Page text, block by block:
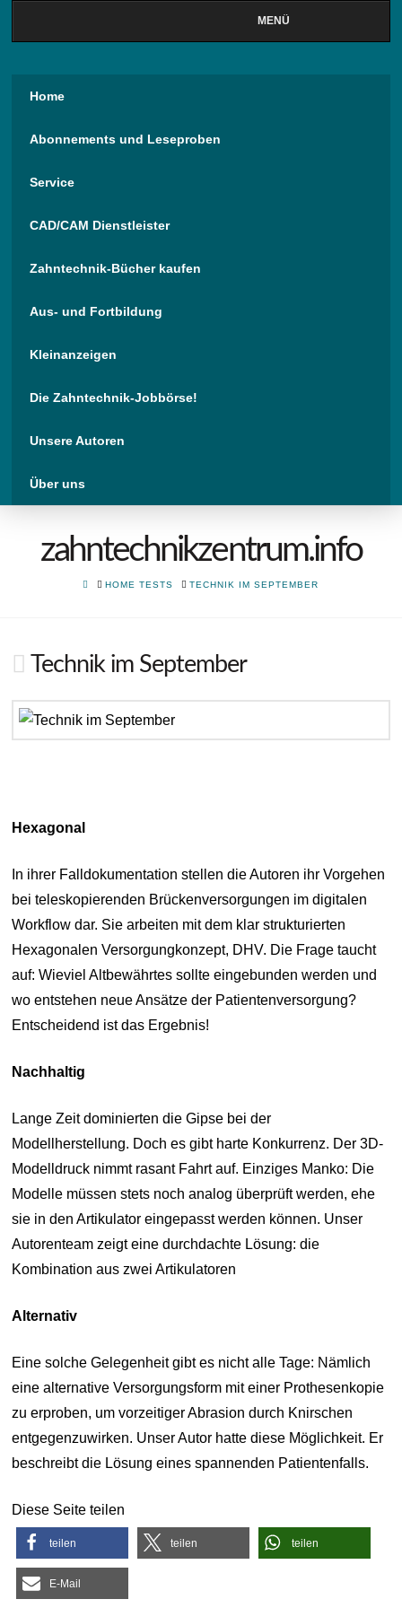
MENÜ
Home
Abonnements und Leseproben
Service
CAD/CAM Dienstleister
Zahntechnik-Bücher kaufen
Aus- und Fortbildung
Kleinanzeigen
Die Zahntechnik-Jobbörse!
Unsere Autoren
Über uns
zahntechnikzentrum.info
HOMEHOME TESTS TECHNIK IM SEPTEMBER
Technik im September
Hexagonal
In ihrer Falldokumentation stellen die Autoren ihr Vorgehen
bei teleskopierenden Brückenversorgungen im digitalen
Workflow dar. Sie arbeiten mit dem klar strukturierten
Hexagonalen Versorgungkonzept, DHV. Die Frage taucht
auf: Wieviel Altbewährtes sollte eingebunden werden und
wo entstehen neue Ansätze der Patientenversorgung?
Entscheidend ist das Ergebnis!
Nachhaltig
Lange Zeit dominierten die Gipse bei der
Modellherstellung. Doch es gibt harte Konkurrenz. Der 3D-
Modelldruck nimmt rasant Fahrt auf. Einziges Manko: Die
Modelle müssen stets noch analog überprüft werden, ehe
sie in den Artikulator eingepasst werden können. Unser
Autorenteam zeigt eine durchdachte Lösung: die
Kombination aus zwei Artikulatoren
Alternativ
Eine solche Gelegenheit gibt es nicht alle Tage: Nämlich
eine alternative Versorgungsform mit einer Prothesenkopie
zu erproben, um vorzeitiger Abrasion durch Knirschen
entgegenzuwirken. Unser Autor hatte diese Möglichkeit. Er
beschreibt die Lösung eines spannenden Patientenfalls.
Diese Seite teilen
teilen teilen teilen
E-Mail